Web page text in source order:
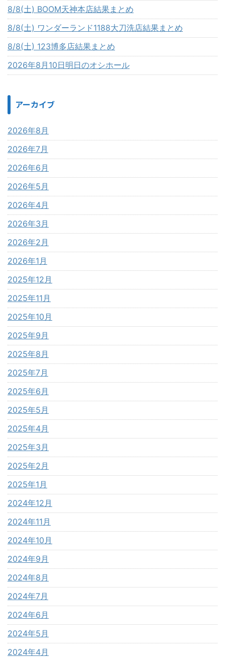
8/8(土) BOOM天神本店結果まとめ
8/8(土) ワンダーランド1188大刀洗店結果まとめ
8/8(土) 123博多店結果まとめ
2026年8月10日明日のオシホール
アーカイブ
2026年8月
2026年7月
2026年6月
2026年5月
2026年4月
2026年3月
2026年2月
2026年1月
2025年12月
2025年11月
2025年10月
2025年9月
2025年8月
2025年7月
2025年6月
2025年5月
2025年4月
2025年3月
2025年2月
2025年1月
2024年12月
2024年11月
2024年10月
2024年9月
2024年8月
2024年7月
2024年6月
2024年5月
2024年4月